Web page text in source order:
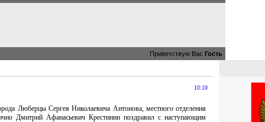
Приветствую Вас Гость
10:19
Люберцы Сергея Николаевича Антонова, местного отделения
Дмитрий Афанасьевич Крестинин поздравил с наступающим